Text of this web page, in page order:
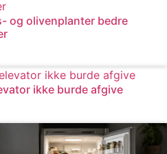
og olivenplanter bedre
ikke burde afgive